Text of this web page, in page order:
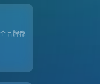
品牌都